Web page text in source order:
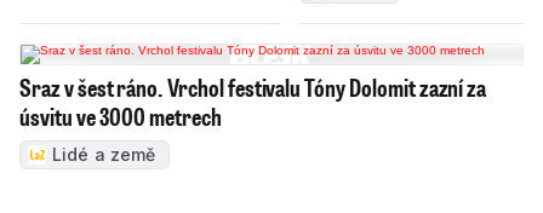
Sraz v šest ráno. Vrchol festivalu Tóny Dolomit zazní za
úsvitu ve 3000 metrech
Lidé a země